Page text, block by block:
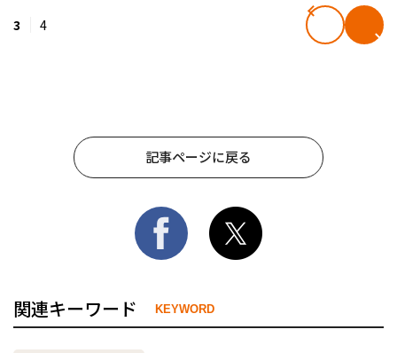
3 4
記事ページに戻る
関連キーワード KEYWORD